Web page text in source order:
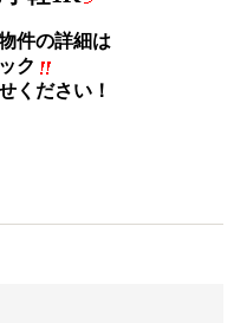
件の詳細は
ク
ください！